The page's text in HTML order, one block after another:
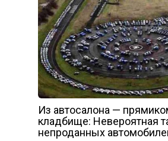
Из автосалона —
кладбище: Невероятная
непроданных